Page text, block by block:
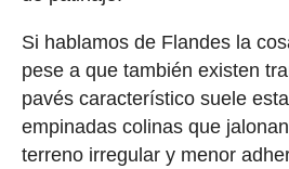
Si hablamos de Flandes la
pese a que también existen
pavés característico suele
empinadas colinas que
terreno irregular y menor